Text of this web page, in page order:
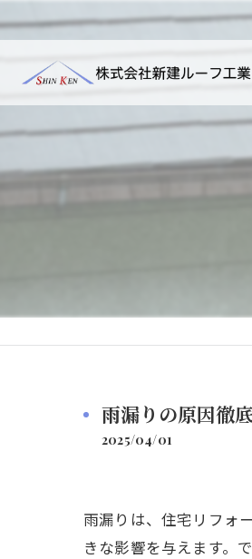
雨漏りの原因徹
2025/04/01
雨漏りは、住宅リフォ
きな影響を与えます。